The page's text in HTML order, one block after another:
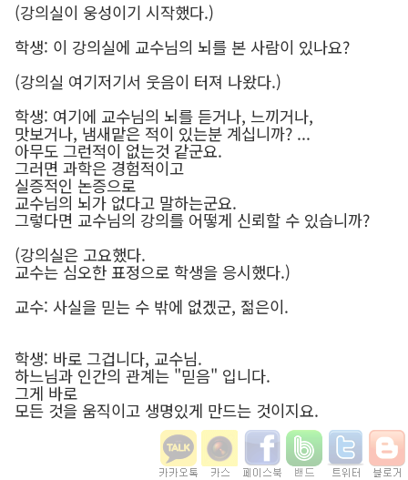
(강의실이 웅성이기 시작했다.)
학생: 이 강의실에 교수님의 뇌를 본 사람이 있나요?
(강의실 여기저기서 웃음이 터져 나왔다.)
학생: 여기에 교수님의 뇌를 듣거나, 느끼거나,
맛보거나, 냄새맡은 적이 있는분 계십니까? ...
아무도 그런적이 없는것 같군요.
그러면 과학은 경험적이고
실증적인 논증으로
교수님의 뇌가 없다고 말하는군요.
그렇다면 교수님의 강의를 어떻게 신뢰할 수 있습니까?
(강의실은 고요했다.
교수는 심오한 표정으로 학생을 응시했다.)
교수: 사실을 믿는 수 밖에 없겠군, 젊은이.
학생: 바로 그겁니다, 교수님.
하느님과 인간의 관계는 "믿음" 입니다.
그게 바로
모든 것을 움직이고 생명있게 만드는 것이지요.